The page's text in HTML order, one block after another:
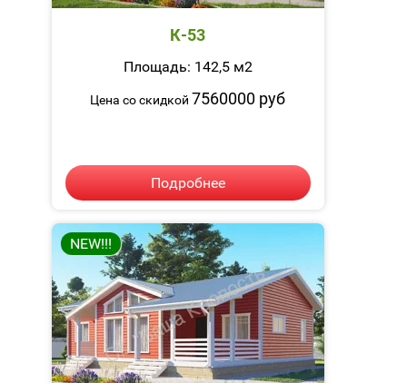
К-53
Площадь: 142,5 м2
Цена со скидкой 7560000 руб
Подробнее
NEW!!!